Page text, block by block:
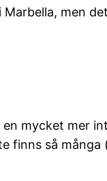
Marbella, men
mycket mer
finns så många